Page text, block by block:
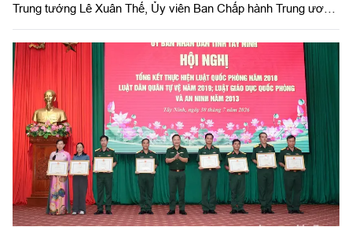
Trung tướng Lê Xuân Thế, Ủy viên Ban Chấp hành Trung ương
lệnh Quân khu 7 và đồng chí Nguyễn Văn Quyết, Ủy viên Ban
Chấp hành Trung ương Đảng, Bí thư Tỉnh ủy, Bí thư Đảng ủy
Quân sự tỉnh đồng chủ trì hội nghị.